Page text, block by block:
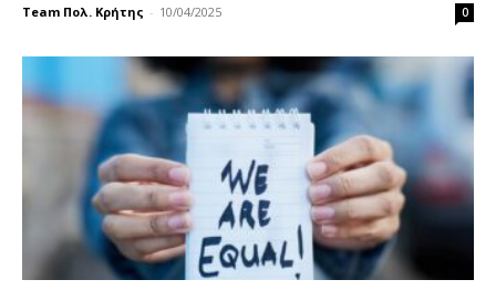
Team Πολ. Κρήτης - 10/04/2025 0